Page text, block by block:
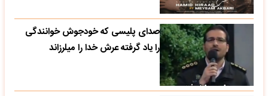
صدای پلیسی که خودجوش خوانندگی
را یاد گرفته عرش خدا را میلرزاند